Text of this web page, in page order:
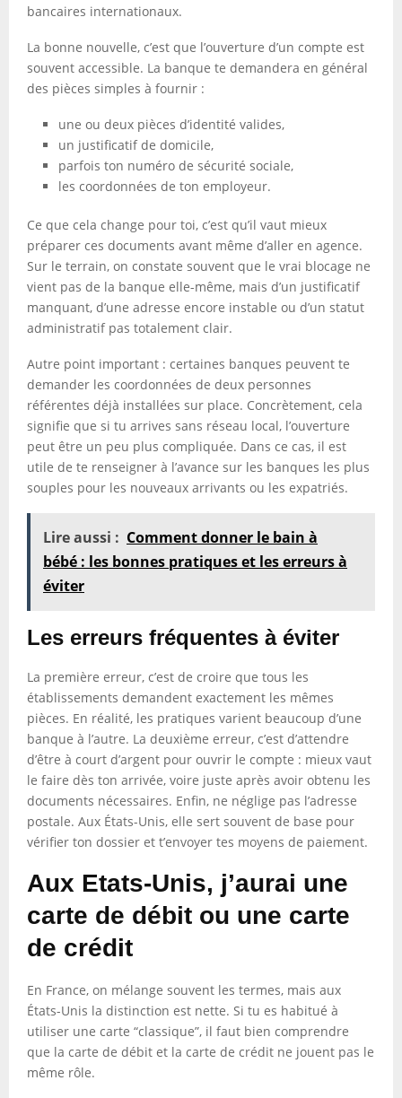
bancaires internationaux.
La bonne nouvelle, c’est que l’ouverture d’un compte est
souvent accessible. La banque te demandera en général
des pièces simples à fournir :
une ou deux pièces d’identité valides,
un justificatif de domicile,
parfois ton numéro de sécurité sociale,
les coordonnées de ton employeur.
Ce que cela change pour toi, c’est qu’il vaut mieux
préparer ces documents avant même d’aller en agence.
Sur le terrain, on constate souvent que le vrai blocage ne
vient pas de la banque elle-même, mais d’un justificatif
manquant, d’une adresse encore instable ou d’un statut
administratif pas totalement clair.
Autre point important : certaines banques peuvent te
demander les coordonnées de deux personnes
référentes déjà installées sur place. Concrètement, cela
signifie que si tu arrives sans réseau local, l’ouverture
peut être un peu plus compliquée. Dans ce cas, il est
utile de te renseigner à l’avance sur les banques les plus
souples pour les nouveaux arrivants ou les expatriés.
Lire aussi : Comment donner le bain à
bébé : les bonnes pratiques et les erreurs à
éviter
Les erreurs fréquentes à éviter
La première erreur, c’est de croire que tous les
établissements demandent exactement les mêmes
pièces. En réalité, les pratiques varient beaucoup d’une
banque à l’autre. La deuxième erreur, c’est d’attendre
d’être à court d’argent pour ouvrir le compte : mieux vaut
le faire dès ton arrivée, voire juste après avoir obtenu les
documents nécessaires. Enfin, ne néglige pas l’adresse
postale. Aux États-Unis, elle sert souvent de base pour
vérifier ton dossier et t’envoyer tes moyens de paiement.
Aux Etats-Unis, j’aurai une
carte de débit ou une carte
de crédit
En France, on mélange souvent les termes, mais aux
États-Unis la distinction est nette. Si tu es habitué à
utiliser une carte “classique”, il faut bien comprendre
que la carte de débit et la carte de crédit ne jouent pas le
même rôle.